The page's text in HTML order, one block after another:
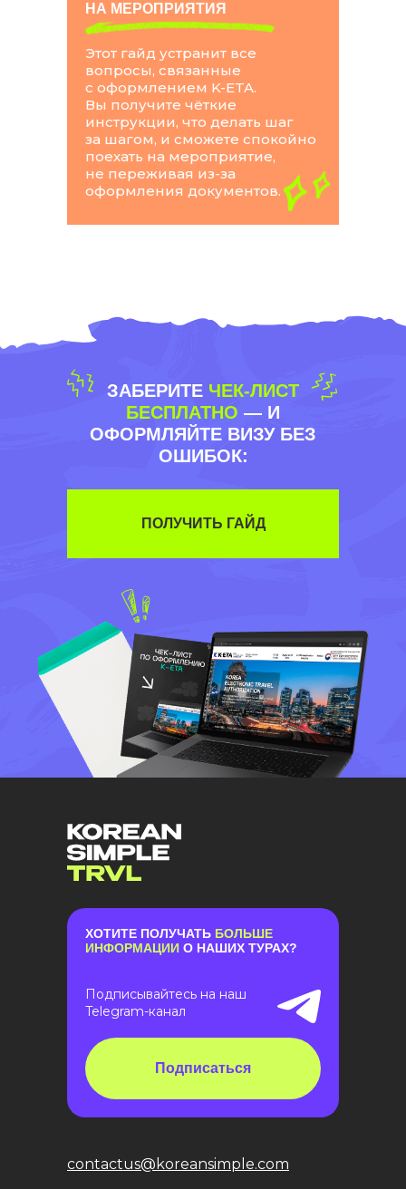
НА МЕРОПРИЯТИЯ
Этот гайд устранит все
вопросы, связанные
с оформлением K-ETA.
Вы получите чёткие
инструкции, что делать шаг
за шагом, и сможете спокойно
поехать на мероприятие,
не переживая из-за
оформления документов.
ЗАБЕРИТЕ ЧЕК-ЛИСТ
БЕСПЛАТНО — И
ОФОРМЛЯЙТЕ ВИЗУ БЕЗ
ОШИБОК:
ПОЛУЧИТЬ ГАЙД
contactus@koreansimple.com
ХОТИТЕ ПОЛУЧАТЬ БОЛЬШЕ
ИНФОРМАЦИИ О НАШИХ ТУРАХ?
Подписывайтесь на наш
Telegram-канал
Подписаться